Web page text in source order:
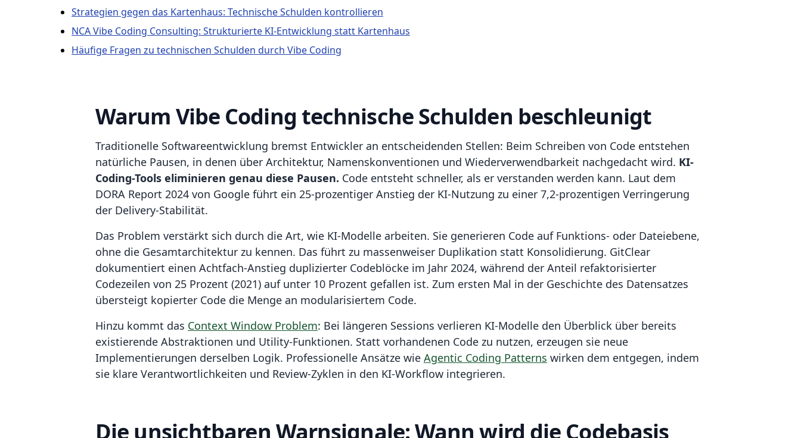
Strategien gegen das Kartenhaus: Technische Schulden kontrollieren
NCA Vibe Coding Consulting: Strukturierte KI-Entwicklung statt Kartenhaus
Häufige Fragen zu technischen Schulden durch Vibe Coding
Warum Vibe Coding technische Schulden beschleunigt
Traditionelle Softwareentwicklung bremst Entwickler an entscheidenden Stellen: Beim Schreiben von Code entstehen
natürliche Pausen, in denen über Architektur, Namenskonventionen und Wiederverwendbarkeit nachgedacht wird. KI-
Coding-Tools eliminieren genau diese Pausen. Code entsteht schneller, als er verstanden werden kann. Laut dem
DORA Report 2024 von Google führt ein 25-prozentiger Anstieg der KI-Nutzung zu einer 7,2-prozentigen Verringerung
der Delivery-Stabilität.
Das Problem verstärkt sich durch die Art, wie KI-Modelle arbeiten. Sie generieren Code auf Funktions- oder Dateiebene,
ohne die Gesamtarchitektur zu kennen. Das führt zu massenweiser Duplikation statt Konsolidierung. GitClear
dokumentiert einen Achtfach-Anstieg duplizierter Codeblöcke im Jahr 2024, während der Anteil refaktorisierter
Codezeilen von 25 Prozent (2021) auf unter 10 Prozent gefallen ist. Zum ersten Mal in der Geschichte des Datensatzes
übersteigt kopierter Code die Menge an modularisiertem Code.
Hinzu kommt das Context Window Problem: Bei längeren Sessions verlieren KI-Modelle den Überblick über bereits
existierende Abstraktionen und Utility-Funktionen. Statt vorhandenen Code zu nutzen, erzeugen sie neue
Implementierungen derselben Logik. Professionelle Ansätze wie Agentic Coding Patterns wirken dem entgegen, indem
sie klare Verantwortlichkeiten und Review-Zyklen in den KI-Workflow integrieren.
Die unsichtbaren Warnsignale: Wann wird die Codebasis